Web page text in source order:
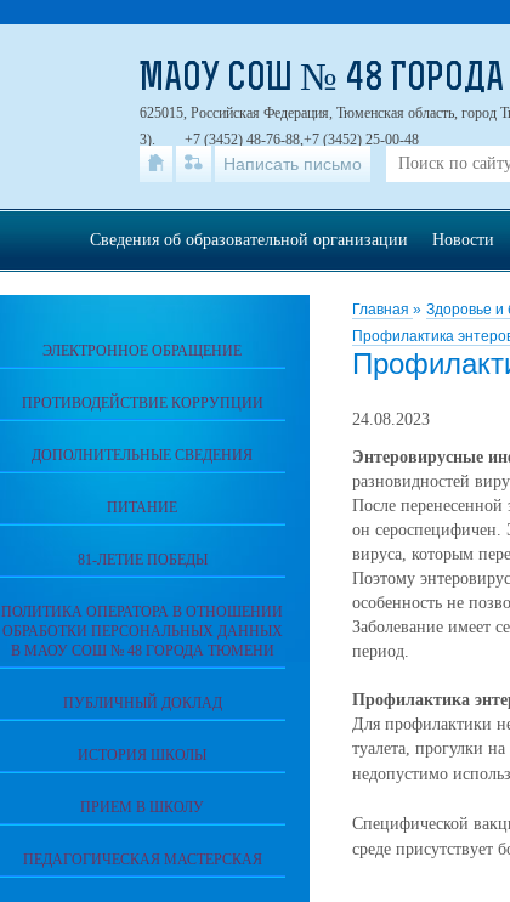
Главная » Здоровье и
Профилактика
24.08.2023
Энтеровирусные
разновидностей
После
он сероспецифичен.
вируса, которым
Поэтому
особенность не
Заболевание имеет
период.
Профилактика
Для профилактики
туалета, прогулки
недопустимо
Специфической
среде присутствует
ЭЛЕКТРОННОЕ ОБРАЩЕНИЕ
ПРОТИВОДЕЙСТВИЕ КОРРУПЦИИ
ДОПОЛНИТЕЛЬНЫЕ СВЕДЕНИЯ
ПИТАНИЕ
81-ЛЕТИЕ ПОБЕДЫ
ПОЛИТИКА ОПЕРАТОРА В ОТНОШЕНИИ
ОБРАБОТКИ ПЕРСОНАЛЬНЫХ ДАННЫХ
В МАОУ СОШ № 48 ГОРОДА ТЮМЕНИ
ПУБЛИЧНЫЙ ДОКЛАД
ИСТОРИЯ ШКОЛЫ
ПРИЕМ В ШКОЛУ
ПЕДАГОГИЧЕСКАЯ МАСТЕРСКАЯ
МАОУ СОШ № 48 ГОРОДА
625015, Российская Федерация, Тюменская область,
3).
+7 (3452) 48-76-88,+7 (3452) 25-00-48
Написать письмо
Сведения об образовательной организации Новости